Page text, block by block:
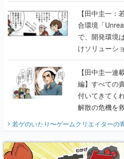
【田中圭一：
合環境「
で、開発環境
けソリューシ
に行って、よ
【田中圭一連
編】すべての
付いてきてく
解散の危機を
『少年ジャン
り】
若ゲのいたり〜ゲームクリエイターの